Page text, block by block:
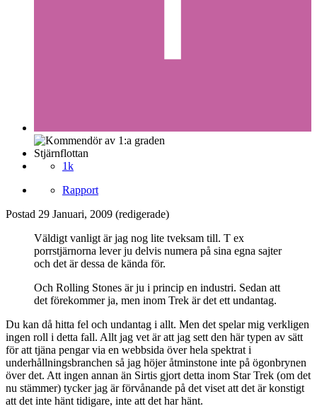
Stjärnflottan
1k
Rapport
Postad 29 Januari, 2009 (redigerade)
Väldigt vanligt är jag nog lite tveksam till. T ex
porrstjärnorna lever ju delvis numera på sina egna sajter
och det är dessa de kända för.
Och Rolling Stones är ju i princip en industri. Sedan att
det förekommer ja, men inom Trek är det ett undantag.
Du kan då hitta fel och undantag i allt. Men det spelar mig verkligen
ingen roll i detta fall. Allt jag vet är att jag sett den här typen av sätt
för att tjäna pengar via en webbsida över hela spektrat i
underhållningsbranchen så jag höjer åtminstone inte på ögonbrynen
över det. Att ingen annan än Sirtis gjort detta inom Star Trek (om det
nu stämmer) tycker jag är förvånande på det viset att det är konstigt
att det inte hänt tidigare, inte att det har hänt.